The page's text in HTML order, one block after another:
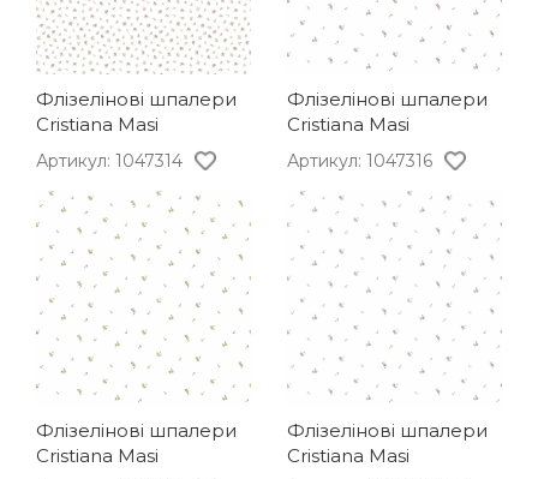
Флізелінові шпалери
Cristiana Masi
Артикул: 1047314
Флізелінові шпалери
Cristiana Masi
Артикул: 1047316
Флізелінові шпалери
Cristiana Masi
Флізелінові шпалери
Cristiana Masi